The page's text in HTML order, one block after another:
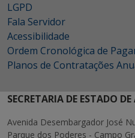
LGPD
Fala Servidor
Acessibilidade
Ordem Cronológica de
Planos de Contratações
SECRETARIA DE ESTADO
Avenida Desembargador José
Parque dos Poderes - Campo